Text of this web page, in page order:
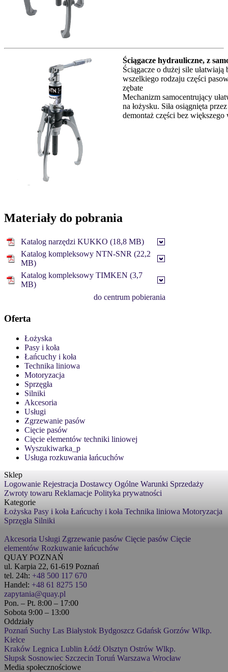
Ściągacze hydrauliczne, z
Ściągacze o dużej sile
wszelkiego rodzaju części
zębate
Mechanizm samocentrujący
na łożysku. Siła osiągnięta
demontaż części bez
Materiały do pobrania
Katalog narzędzi KUKKO (18,8 MB)
Katalog kompleksowy NTN-SNR (22,2
MB)
Katalog kompleksowy TIMKEN (3,7
MB)
do centrum pobierania
Oferta
Łożyska
Pasy i koła
Łańcuchy i koła
Technika liniowa
Motoryzacja
Sprzęgła
Silniki
Akcesoria
Usługi
Zgrzewanie pasów
Cięcie pasów
Cięcie elementów techniki liniowej
Wyszukiwarka_p
Usługa rozkuwania łańcuchów
Sklep
Logowanie Rejestracja Dostawcy Ogólne Warunki Sprzedaży
Zwroty towaru Reklamacje Polityka prywatności
Kategorie
Łożyska Pasy i koła Łańcuchy i koła Technika liniowa Motoryzacja
Sprzęgła Silniki
Akcesoria Usługi Zgrzewanie pasów Cięcie pasów Cięcie
elementów Rozkuwanie łańcuchów
QUAY POZNAŃ
ul. Karpia 22, 61-619 Poznań
tel. 24h: +48 500 117 670
Handel: +48 61 8275 150
zapytania@quay.pl
Pon. – Pt. 8:00 – 17:00
Sobota 9:00 – 13:00
Oddziały
Poznań Suchy Las Białystok Bydgoszcz Gdańsk Gorzów Wlkp.
Kielce
Kraków Legnica Lublin Łódź Olsztyn Ostrów Wlkp.
Słupsk Sosnowiec Szczecin Toruń Warszawa Wrocław
Media społecznościowe